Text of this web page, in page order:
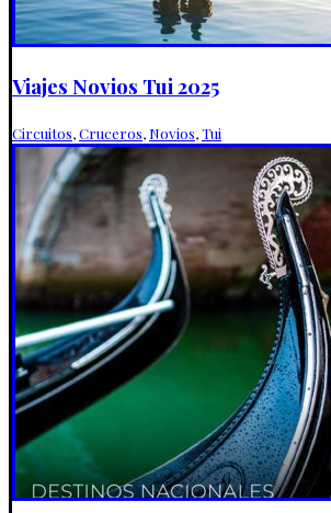
Viajes Novios Tui 2025
Circuitos,Cruceros, Novios,Tui